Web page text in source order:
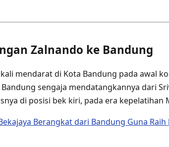
Zalnando ke Bandung
mendarat di Kota Bandung pada awal
sengaja mendatangkannya dari
di posisi bek kiri, pada era kepelatihan
Berangkat dari Bandung Guna